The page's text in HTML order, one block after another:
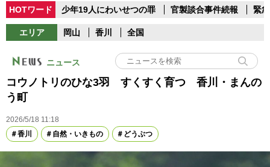
HOTワード 少年19人にわいせつの罪 官製談合事件続報 緊
エリア 岡山 香川 全国
ニュース
コウノトリのひな3羽 すくすく育つ 香川・まんの
う町
2026/5/18 11:18
香川
自然・いきもの どうぶつ